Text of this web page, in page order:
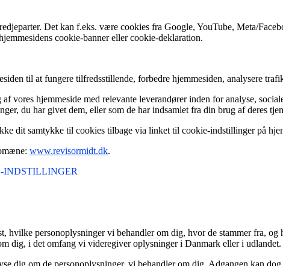
Det kan f.eks. være cookies fra Google, YouTube, Meta/
cookie-banner eller cookie-deklaration.
til at fungere tilfredsstillende, forbedre hjemmesiden, analysere
vores hjemmeside med relevante leverandører inden for analyse,
du har givet dem, eller som de har indsamlet fra din brug af deres
dit samtykke til cookies tilbage via linket til cookie-indstillinger på
www.revisormidt.dk.
hvilke personoplysninger vi behandler om dig, hvor de stammer fra,
dig, i det omfang vi videregiver oplysninger i Danmark eller i udlandet.
dig om de personoplysninger, vi behandler om dig. Adgangen kan